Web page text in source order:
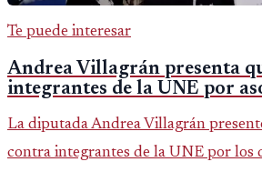
Te puede interesar
Andrea Villagrán presenta
integrantes de la UNE por
La diputada Andrea Villagrán
contra integrantes de la UNE por los